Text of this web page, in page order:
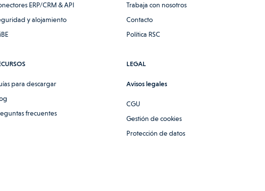
ERP/CRM & API
y alojamiento
para descargar
frecuentes
Trabaja con nosotros
Contacto
Política RSC
LEGAL
Avisos legales
CGU
Gestión de cookies
Protección de datos